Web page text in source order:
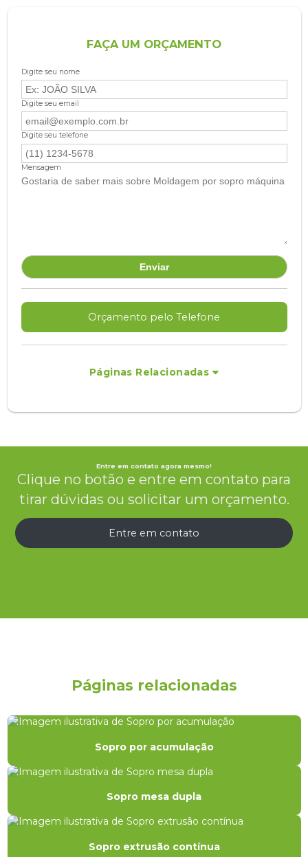
FAÇA UM ORÇAMENTO
Digite seu nome
Digite seu email
Digite seu telefone
Mensagem
Orçamento pelo Telefone
Páginas Relacionadas
Entre em contato agora mesmo!
Clique no botão e entre em contato para
tirar dúvidas ou solicitar um orçamento.
Entre em contato
Páginas relacionadas
Sopro por acumulação
Sopro mesa dupla
Sopro extrusão contínua